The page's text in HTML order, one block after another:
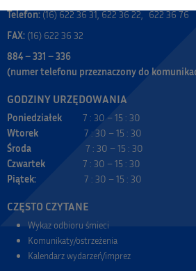
Telefon:(16) 622 36 31, 622 36 22, 622 36 76
FAX: (16) 622 36 32
884 – 331 – 336
(numer telefonu przeznaczony do
GODZINY URZĘDOWANIA
Poniedziałek 7 : 30 – 15 : 30
Wtorek 7 : 30 – 15 : 30
Środa 7 : 30 – 15 : 30
Czwartek 7 : 30 – 15 : 30
Piątek: 7 : 30 – 15 : 30
CZĘSTO CZYTANE
Wykaz odbioru śmieci
Komunikaty/ostrzeżenia
Kalendarz wydarzeń/imprez